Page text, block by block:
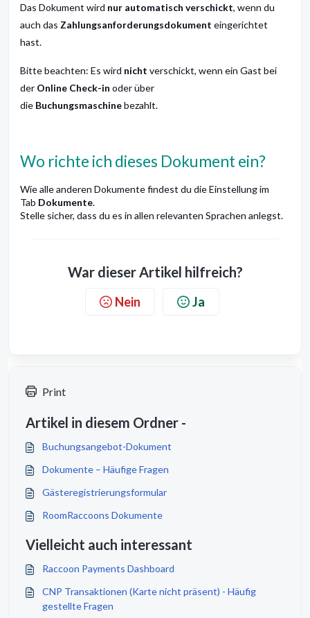
Das Dokument wird nur automatisch verschickt, wenn du
auch das Zahlungsanforderungsdokument eingerichtet
hast.
Bitte beachten: Es wird nicht verschickt, wenn ein Gast bei
der Online Check-in oder über
die Buchungsmaschinebezahlt.
Wo richte ich dieses Dokument ein?
Wie alle anderen Dokumente findest du die Einstellung im
Tab Dokumente.
Stelle sicher, dass du es in allen relevanten Sprachen anlegst.
War dieser Artikel hilfreich?
Nein Ja
Print
Artikel in diesem Ordner -
Buchungsangebot-Dokument
Dokumente – Häufige Fragen
Gästeregistrierungsformular
RoomRaccoons Dokumente
Vielleicht auch interessant
Raccoon Payments Dashboard
CNP Transaktionen (Karte nicht präsent) - Häufig
gestellte Fragen